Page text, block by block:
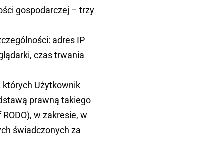
gospodarczej – trzy
adres IP
czas trwania
których Użytkownik
prawną takiego
w zakresie, w
świadczonych za